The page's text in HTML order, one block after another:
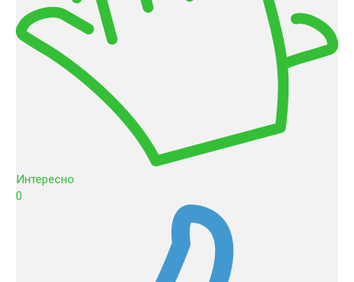
Интересно
0